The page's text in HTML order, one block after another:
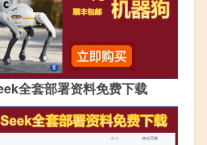
全套部署资料免费下载